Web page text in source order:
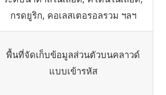
กรดยูริก, คอเลสเตอรอลรวม ฯลฯ
พื้นที่จัดเก็บข้อมูลส่วนตัวบนคลาวด์
แบบเข้ารหัส